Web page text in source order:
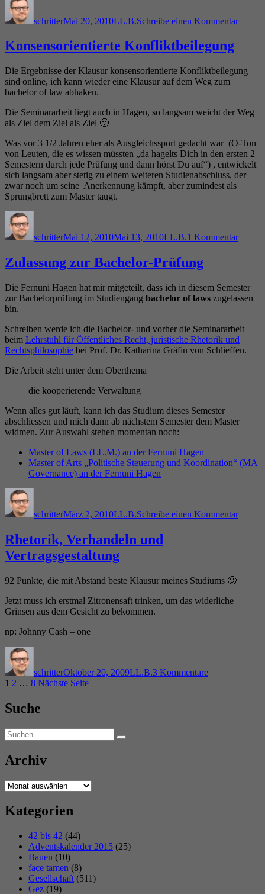
schritterMai 20, 2010LL.B.Schreibe einen KommentarIV
Konsensorientierte Konfliktbeilegung
Die Ergebnisse der Klausur konsensorientierte Konfliktbeilegung
sind online, ich kann wieder eine Klausur auf dem Weg zum
bachelor of law abhaken.
Die Seminararbeit liegt auch in Hagen, so langsam weicht der Weg
als Ziel dem Ziel als Ziel 🙂
Was vor 3 1/2 Jahren eher als Ausgleichssport gedacht war (O-Ton
von Leuten, die es wissen müssten „da hagelts Dich in den ersten 2
Semestern durch jede Prüfung und dann hörst Du auf“) , entwickelt
sich langsam aber stetig zu einem weiteren Studienabschluss, der
zwar noch um seine Anerkennung kämpft, aber zumindest als
Sprungbrett zum Master taugt.
schritterMai 12, 2010Mai 13, 2010LL.B.1 Kommentar
Zulassung zur Bachelor-Prüfung
Die Fernuni Hagen hat mir mitgeteilt, dass ich in diesem Semester
zur Bachelorprüfung im Studiengang bachelor of laws zugelassen
bin.
Schreiben werde ich die Bachelor- und vorher die Seminararbeit
beim Lehrstuhl für Öffentliches Recht, juristische Rhetorik und
Rechtsphilosophie bei Prof. Dr. Katharina Gräfin von Schlieffen.
Die Arbeit steht unter dem Oberthema
die kooperierende Verwaltung
Wenn alles gut läuft, kann ich das Studium dieses Semester
abschliessen und mich dann ab nächstem Semester dem Master
widmen. Zur Auswahl stehen momentan noch:
Master of Laws (LL.M.) an der Fernuni Hagen
Master of Arts „Politische Steuerung und Koordination“ (MA
Governance) an der Fernuni Hagen
schritterMärz 2, 2010LL.B.Schreibe einen Kommentarzur
Rhetorik, Verhandeln und
Vertragsgestaltung
92 Punkte, die mit Abstand beste Klausur meines Studiums 🙂
Jetzt muss ich erstmal Zitronensaft trinken, um das widerliche
Grinsen aus dem Gesicht zu bekommen.
np: Johnny Cash – one
schritterOktober 20, 2009LL.B.3 KommentareVerhandeln
Seitennummerierung
der
Beiträge
Seite
1 Seite
2 … Seite
8 Nächste Seite
Suche
Suchen
nach:
Suchen
Archiv
Archiv
Kategorien
42 bis 42 (44)
Adventskalender 2015 (25)
Bauen (10)
face tamen (8)
Gesellschaft (511)
Gez (19)